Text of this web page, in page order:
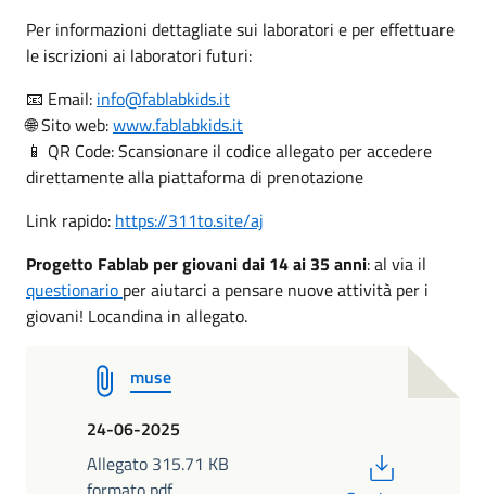
Per informazioni dettagliate sui laboratori e per effettuare
le iscrizioni ai laboratori futuri:
📧 Email: info@fablabkids.it
🌐 Sito web:www.fablabkids.it
📱 QR Code: Scansionare il codice allegato per accedere
direttamente alla piattaforma di prenotazione
Link rapido: https://311to.site/aj
Progetto Fablab per giovani dai 14 ai 35 anni: al via il
questionario per aiutarci a pensare nuove attività per i
giovani! Locandina in allegato.
muse
24-06-2025
Allegato 315.71 KB